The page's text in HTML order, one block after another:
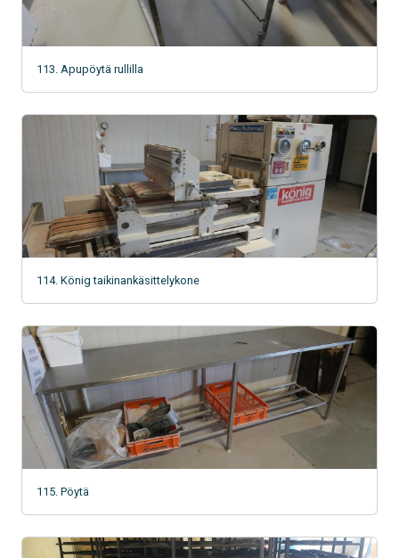
113. Apupöytä rullilla
114. König taikinankäsittelykone
115. Pöytä